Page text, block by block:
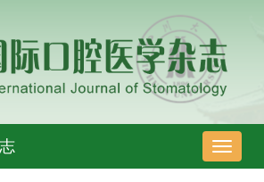
导
航